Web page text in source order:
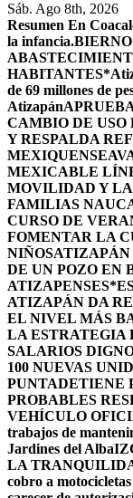
Sáb. Ago 8th, 2026
Resumen En
la infancia.
HABITANTES*
de 69 millones de
Atizapán
CAMBIO DE USO
Y RESPALDA
MEXIQUENSE
MEXICABLE
MOVILIDAD Y
FAMILIAS
CURSO DE
FOMENTAR LA
NIÑOSATIZAPÁN
DE UN POZO EN
ATIZAPENSES
ATIZAPÁN DA
EL NIVEL MÁS
LA ESTRATEGIA
SALARIOS
100 NUEVAS
PUNTADETIENE
PROBABLES
VEHÍCULO
trabajos de
Jardines del Alba
LA
cobro a